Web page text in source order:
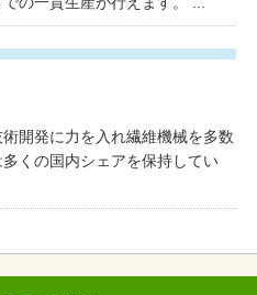
開発に力を入れ繊維機械を多数
くの国内シェアを保持してい